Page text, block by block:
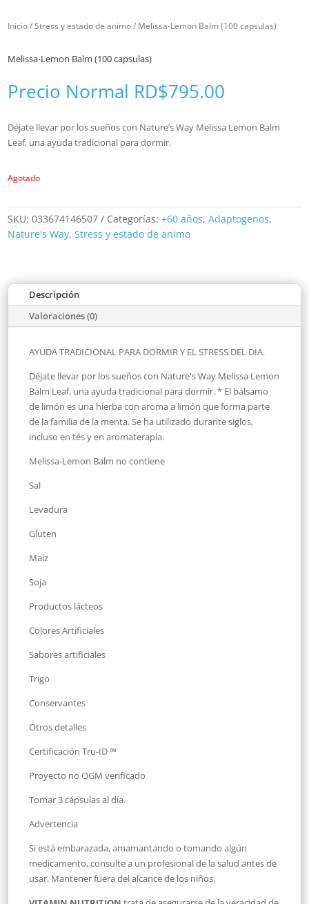
Inicio/Stress y estado de animo/ Melissa-Lemon Balm (100 capsulas)
Melissa-Lemon Balm (100 capsulas)
Precio Normal RD$795.00
Déjate llevar por los sueños con Nature’s Way Melissa Lemon Balm
Leaf, una ayuda tradicional para dormir.
Agotado
SKU:033674146507 Categorías:+60 años,Adaptogenos,
Nature's Way,Stress y estado de animo
Descripción
Valoraciones (0)
AYUDA TRADICIONAL PARA DORMIR Y EL STRESS DEL DIA.
Déjate llevar por los sueños con Nature's Way Melissa Lemon
Balm Leaf, una ayuda tradicional para dormir. * El bálsamo
de limón es una hierba con aroma a limón que forma parte
de la familia de la menta. Se ha utilizado durante siglos,
incluso en tés y en aromaterapia.
Melissa-Lemon Balm no contiene
Sal
Levadura
Gluten
Maíz
Soja
Productos lácteos
Colores Artificiales
Sabores artificiales
Trigo
Conservantes
Otros detalles
Certificación Tru-ID ™
Proyecto no OGM verificado
Tomar 3 cápsulas al día.
Advertencia
Si está embarazada, amamantando o tomando algún
medicamento, consulte a un profesional de la salud antes de
usar. Mantener fuera del alcance de los niños.